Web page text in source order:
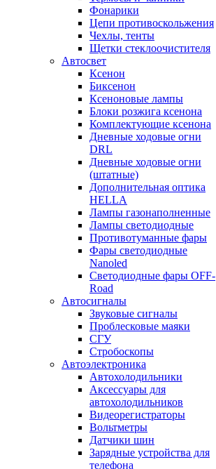
Фонарики
Цепи противоскольжения
Чехлы, тенты
Щетки стеклоочистителя
Автосвет
Ксенон
Биксенон
Ксеноновые лампы
Блоки розжига ксенона
Комплектующие ксенона
Дневные ходовые огни
DRL
Дневные ходовые огни
(штатные)
Дополнительная оптика
HELLA
Лампы газонаполненные
Лампы светодиодные
Противотуманные фары
Фары светодиодные
Nanoled
Светодиодные фары OFF-
Road
Автосигналы
Звуковые сигналы
Проблесковые маяки
СГУ
Стробоскопы
Автоэлектроника
Автохолодильники
Аксессуары для
автохолодильников
Видеорегистраторы
Вольтметры
Датчики шин
Зарядные устройства для
телефона